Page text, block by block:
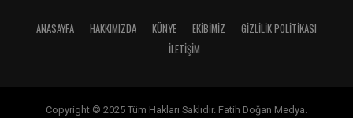
ANASAYFA HAKKIMIZDA KÜNYE EKIBIMIZ
GIZLILIK POLITIKASI
İLETIŞIM
Copyright © 2025 Tüm Hakları Saklıdır. Fatih Doğan Medya.